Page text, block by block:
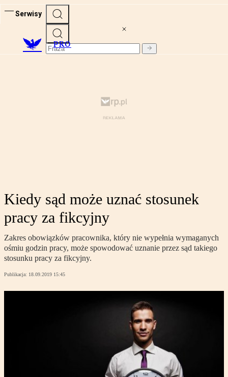
Serwisy
PRO
Kiedy sąd może uznać stosunek
pracy za fikcyjny
Zakres obowiązków pracownika, który nie wypełnia wymaganych
ośmiu godzin pracy, może spowodować uznanie przez sąd takiego
stosunku pracy za fikcyjny.
Publikacja: 18.09.2019 15:45